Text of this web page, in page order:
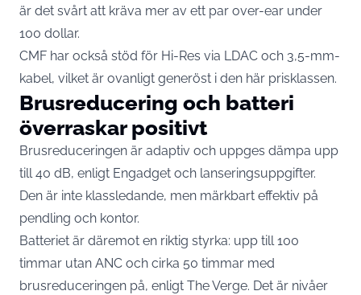
är det svårt att kräva mer av ett par over-ear under
100 dollar.
CMF har också stöd för Hi-Res via LDAC och 3,5-mm-
kabel, vilket är ovanligt generöst i den här prisklassen.
Brusreducering och batteri
överraskar positivt
Brusreduceringen är adaptiv och uppges dämpa upp
till 40 dB, enligt Engadget och lanseringsuppgifter.
Den är inte klassledande, men märkbart effektiv på
pendling och kontor.
Batteriet är däremot en riktig styrka: upp till 100
timmar utan ANC och cirka 50 timmar med
brusreduceringen på, enligt The Verge. Det är nivåer